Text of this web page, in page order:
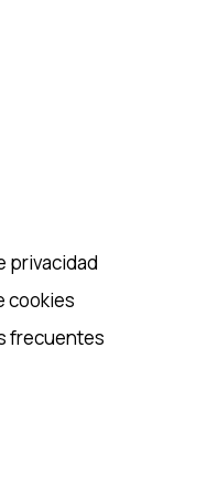
privacidad
cookies
frecuentes